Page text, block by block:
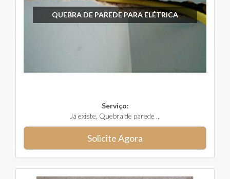
QUEBRA DE PAREDE PARA ELÉTRICA
Serviço:
Já existe, Quebra de parede ...
Solicite Agora